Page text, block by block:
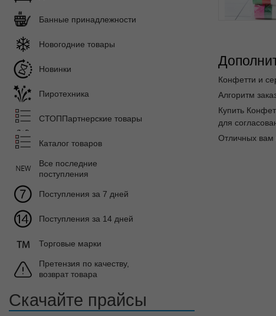
Конфетти и
Алгоритм
Купить
для
Отличных вам
Банные принадлежности
Новогодние товары
Новинки
Пиротехника
СТОППартнерские товары
Каталог товаров
Все последние
поступления
Поступления за 7 дней
Поступления за 14 дней
Торговые марки
Претензия по качеству,
возврат товара
Скачайте прайсы